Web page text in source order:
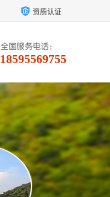
资质认证
18595569755